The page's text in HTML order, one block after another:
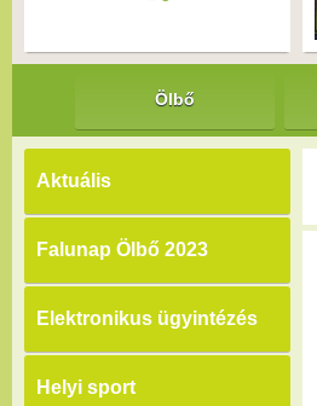
Ölbő
Aktuális
Falunap Ölbő 2023
Elektronikus ügyintézés
Helyi sport